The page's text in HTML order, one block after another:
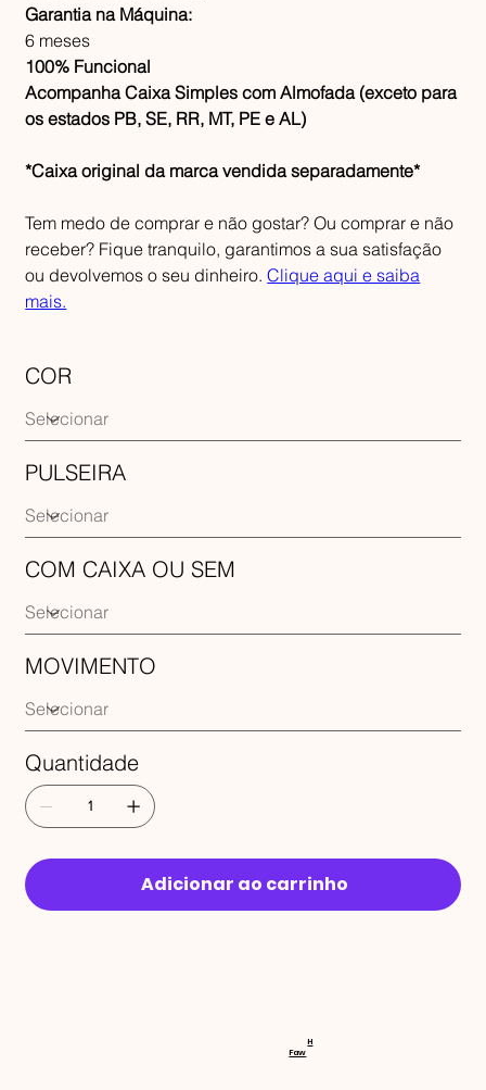
Garantia na Máquina:
6 meses
100% Funcional
Acompanha Caixa Simples com Almofada (exceto para
os estados PB, SE, RR, MT, PE e AL)
*Caixa original da marca vendida separadamente*
Tem medo de comprar e não gostar? Ou comprar e não
receber? Fique tranquilo, garantimos a sua satisfação
ou devolvemos o seu dinheiro.Clique aqui e saiba
mais.
COR
PULSEIRA
COM CAIXA OU SEM
MOVIMENTO
Quantidade
Adicionar ao carrinho
RECEBA
Faw
H